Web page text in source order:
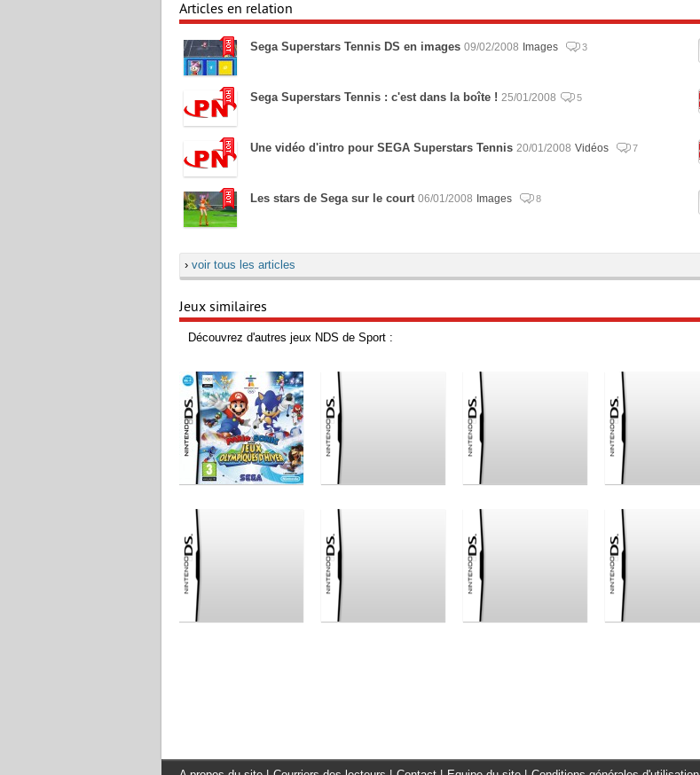
Articles en relation
Sega Superstars Tennis DS en images 09/02/2008 Images 3
Sega Superstars Tennis : c'est dans la boîte ! 25/01/2008 5
Une vidéo d'intro pour SEGA Superstars Tennis 20/01/2008 Vidéos 7
Les stars de Sega sur le court 06/01/2008 Images 8
› voir tous les articles
Jeux similaires
Découvrez d'autres jeux NDS de Sport :